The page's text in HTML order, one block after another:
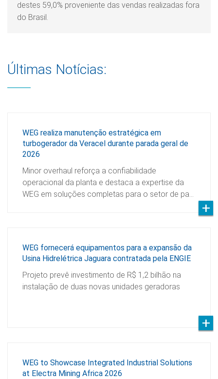
destes 59,0% proveniente das vendas realizadas fora
do Brasil.
Últimas Notícias:
WEG realiza manutenção estratégica em
turbogerador da Veracel durante parada geral de
2026
Minor overhaul reforça a confiabilidade
operacional da planta e destaca a expertise da
WEG em soluções completas para o setor de pa…
WEG fornecerá equipamentos para a expansão da
Usina Hidrelétrica Jaguara contratada pela ENGIE
Projeto prevê investimento de R$ 1,2 bilhão na
instalação de duas novas unidades geradoras
WEG to Showcase Integrated Industrial Solutions
at Electra Mining Africa 2026